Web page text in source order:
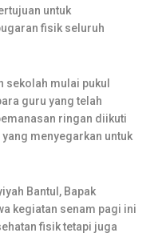
untuk
fisik seluruh
sekolah mulai pukul
guru yang telah
ringan diikuti
menyegarkan untuk
Bantul, Bapak
kegiatan senam pagi ini
fisik tetapi juga